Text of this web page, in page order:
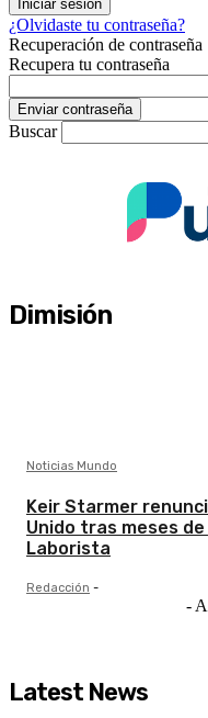
¿Olvidaste tu contraseña?
Recuperación de contraseña
Recupera tu contraseña
Buscar
Dimisión
Noticias Mundo
Keir Starmer
Unido tras meses
Laborista
Redacción -
-
Latest News